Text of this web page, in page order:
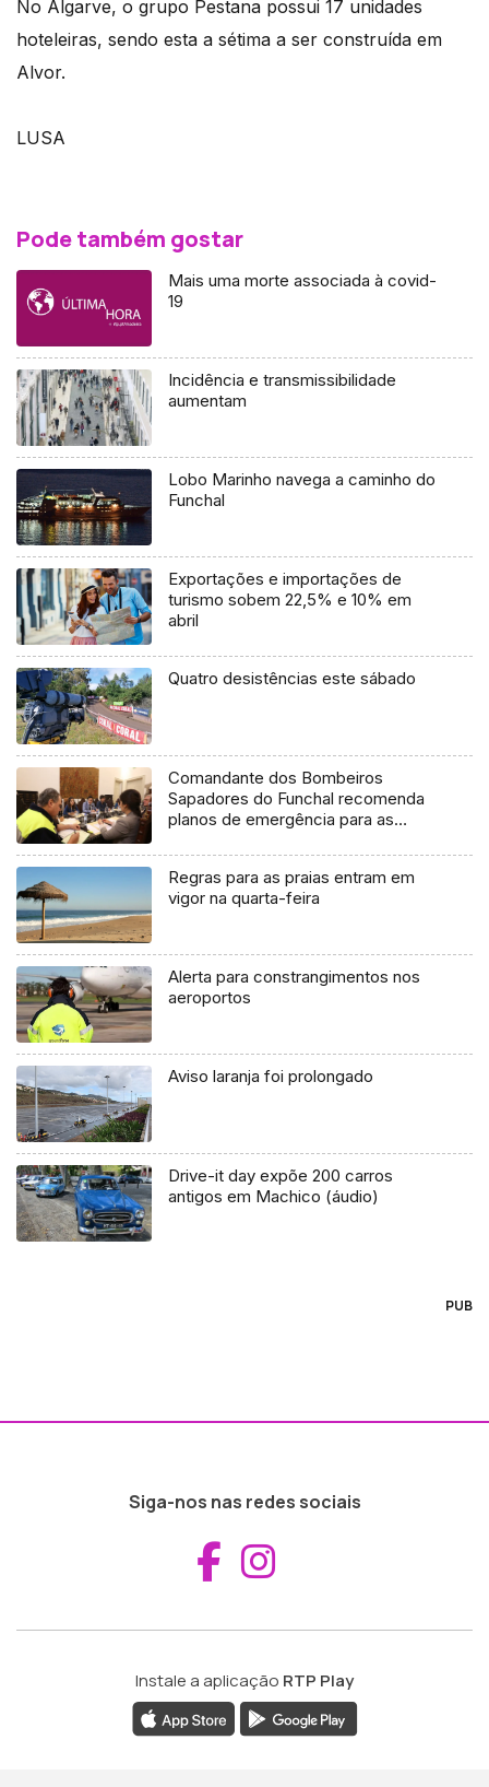
No Algarve, o grupo Pestana possui 17 unidades
hoteleiras, sendo esta a sétima a ser construída em
Alvor.
LUSA
Pode também gostar
Mais uma morte associada à covid-
19
Incidência e transmissibilidade
aumentam
Lobo Marinho navega a caminho do
Funchal
Exportações e importações de
turismo sobem 22,5% e 10% em
abril
Quatro desistências este sábado
Comandante dos Bombeiros
Sapadores do Funchal recomenda
planos de emergência para as
Regras para as praias entram em
vigor na quarta-feira
Alerta para constrangimentos nos
aeroportos
Aviso laranja foi prolongado
Drive-it day expõe 200 carros
antigos em Machico (áudio)
PUB
Siga-nos nas redes sociais
Aceder ao
Instale a aplicação RTP Play